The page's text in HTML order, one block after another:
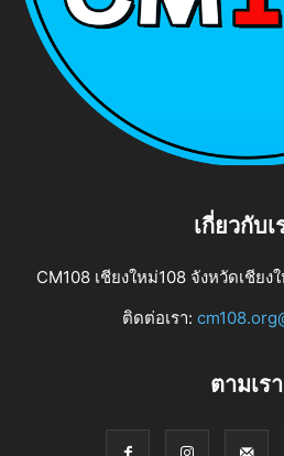
เกี่ยวกับเ
CM108 เชียงใหม่108 จังหวัดเชีย
ติดต่อเรา:
ตามเรา